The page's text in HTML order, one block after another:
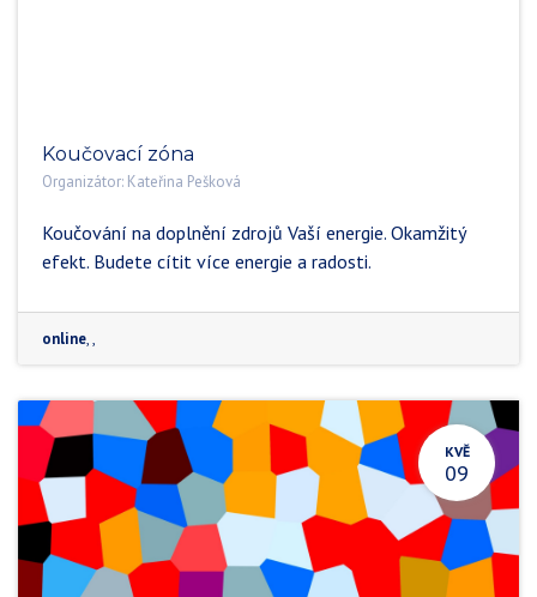
Koučovací zóna
Organizátor: Kateřina Pešková
Koučování na doplnění zdrojů Vaší energie. Okamžitý
efekt. Budete cítit více energie a radosti.
online,,
KVĚ
09